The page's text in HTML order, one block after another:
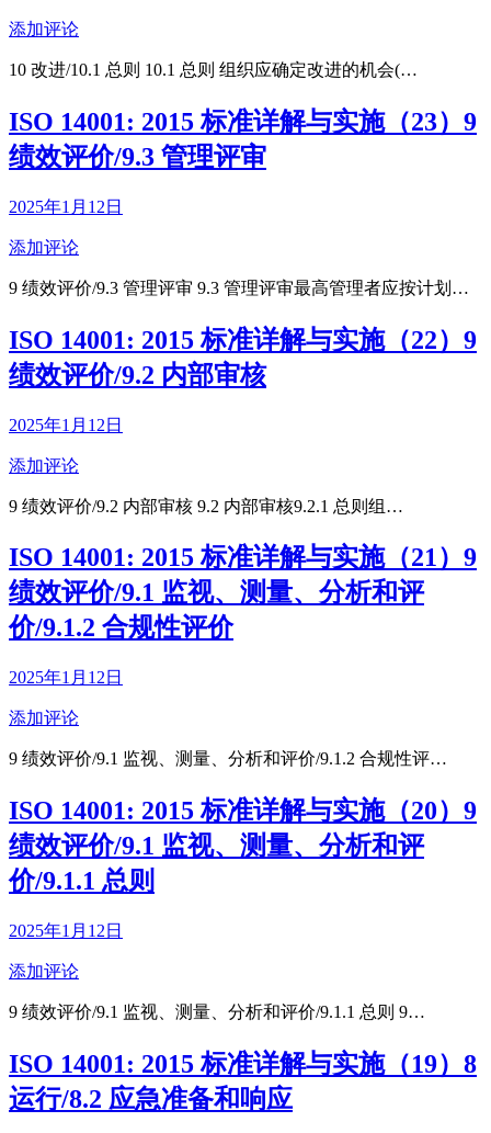
添加评论
10 改进/10.1 总则 10.1 总则 组织应确定改进的机会(…
ISO 14001: 2015 标准详解与实施（23）9
绩效评价/9.3 管理评审
2025年1月12日
添加评论
9 绩效评价/9.3 管理评审 9.3 管理评审最高管理者应按计划…
ISO 14001: 2015 标准详解与实施（22）9
绩效评价/9.2 内部审核
2025年1月12日
添加评论
9 绩效评价/9.2 内部审核 9.2 内部审核9.2.1 总则组…
ISO 14001: 2015 标准详解与实施（21）9
绩效评价/9.1 监视、测量、分析和评
价/9.1.2 合规性评价
2025年1月12日
添加评论
9 绩效评价/9.1 监视、测量、分析和评价/9.1.2 合规性评…
ISO 14001: 2015 标准详解与实施（20）9
绩效评价/9.1 监视、测量、分析和评
价/9.1.1 总则
2025年1月12日
添加评论
9 绩效评价/9.1 监视、测量、分析和评价/9.1.1 总则 9…
ISO 14001: 2015 标准详解与实施（19）8
运行/8.2 应急准备和响应